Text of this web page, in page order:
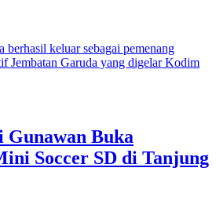
Gunawan Buka
Soccer SD di Tanjung